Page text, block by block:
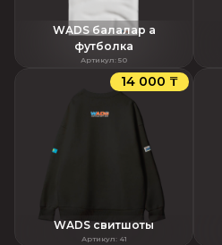
WADS балалар ақ
футболка
Артикул: 50
14 000 ₸
WADS свитшоты
Артикул: 41